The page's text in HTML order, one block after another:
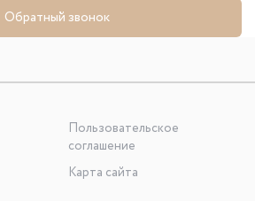
Обратный звонок
Пользовательское
соглашение
Карта сайта